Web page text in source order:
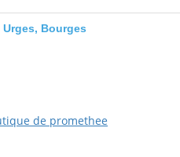
Bourges
de promethee